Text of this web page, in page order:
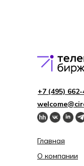
Главная
О компании
+7 (495) 662-